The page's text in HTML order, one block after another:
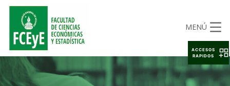
MENÚ
ACCESOS
RAPIDOS